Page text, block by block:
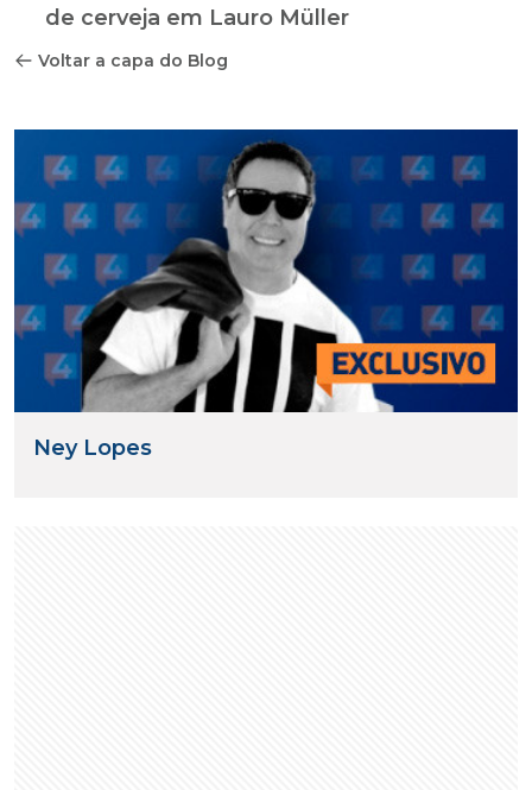
de cerveja em Lauro Müller
Voltar a capa do Blog
Ney Lopes